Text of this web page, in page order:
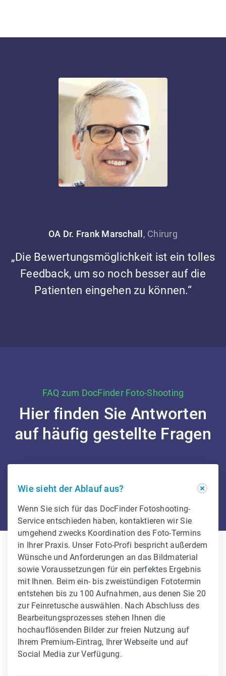
OA Dr. Frank Marschall , Chirurg
„Die Bewertungsmöglichkeit ist ein tolles
Feedback, um so noch besser auf die
Patienten eingehen zu können.“
FAQ zum DocFinder Foto-Shooting
Hier finden Sie Antworten
auf häufig gestellte Fragen
Wie sieht der Ablauf aus?
Wenn Sie sich für das DocFinder Fotoshooting-
Service entschieden haben, kontaktieren wir Sie
umgehend zwecks Koordination des Foto-Termins
in Ihrer Praxis. Unser Foto-Profi bespricht außerdem
Wünsche und Anforderungen an das Bildmaterial
sowie Voraussetzungen für ein perfektes Ergebnis
mit Ihnen. Beim ein- bis zweistündigen Fototermin
entstehen bis zu 100 Aufnahmen, aus denen Sie 20
zur Feinretusche auswählen. Nach Abschluss des
Bearbeitungsprozesses stehen Ihnen die
hochauflösenden Bilder zur freien Nutzung auf
Ihrem Premium-Eintrag, Ihrer Webseite und auf
Social Media zur Verfügung.